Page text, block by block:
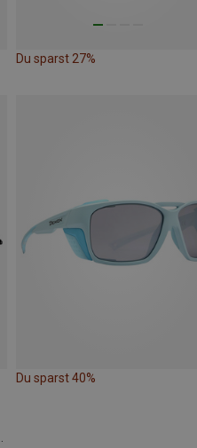
Du sparst 27%
Du sparst 40%